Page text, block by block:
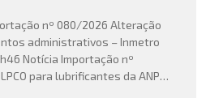
nº 080/2026 Alteração
administrativos – Inmetro
Notícia Importação nº
para lubrificantes da ANP